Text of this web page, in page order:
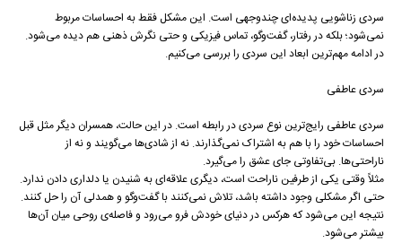
سردی زناشویی پدیده‌ای چندوجهی است. این مشکل فقط به احساسات مربوط
نمی‌شود؛ بلکه در رفتار، گفت‌وگو، تماس فیزیکی و حتی نگرش ذهنی هم دیده می‌شود.
در ادامه مهم‌ترین ابعاد این سردی را بررسی می‌کنیم.
سردی عاطفی
سردی عاطفی رایج‌ترین نوع سردی در رابطه است. در این حالت، همسران دیگر مثل قبل
احساسات خود را با هم به اشتراک نمی‌گذارند. نه از شادی‌ها می‌گویند و نه از
ناراحتی‌ها. بی‌تفاوتی جای عشق را می‌گیرد.
مثلاً وقتی یکی از طرفین ناراحت است، دیگری علاقه‌ای به شنیدن یا دلداری دادن ندارد.
حتی اگر مشکلی وجود داشته باشد، تلاش نمی‌کنند با گفت‌وگو و همدلی آن را حل کنند.
نتیجه این می‌شود که هرکس در دنیای خودش فرو می‌رود و فاصله‌ی روحی میان آن‌ها
بیشتر می‌شود.